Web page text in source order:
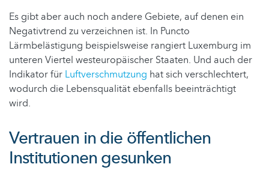
Es gibt aber auch noch andere Gebiete, auf denen ein
Negativtrend zu verzeichnen ist. In Puncto
Lärmbelästigung beispielsweise rangiert Luxemburg im
unteren Viertel westeuropäischer Staaten. Und auch der
Indikator für Luftverschmutzung hat sich verschlechtert,
wodurch die Lebensqualität ebenfalls beeinträchtigt
wird.
Vertrauen in die öffentlichen
Institutionen gesunken